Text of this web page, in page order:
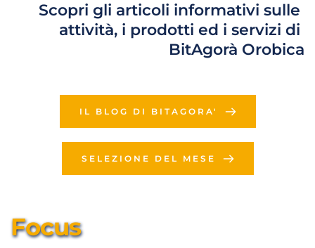
Scopri gli articoli informativi sulle
attività, i prodotti ed i servizi di
BitAgorà Orobica
IL BLOG DI BITAGORA'
SELEZIONE DEL MESE
Focus